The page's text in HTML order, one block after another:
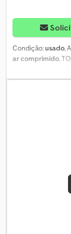
Condição:usado,
ar comprimido,
Largura de
em faixa central,
rotor 3,30 m,
mecânico, 0120
travagem
Sensing, ISOBUS,
transmissão,